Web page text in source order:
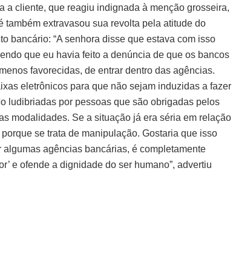
a cliente, que reagiu indignada à menção grosseira,
extravasou sua revolta pela atitude do
bancário: “A senhora disse que estava com isso
que eu havia feito a denúncia de que os bancos
favorecidas, de entrar dentro das agências.
eletrônicos para que não sejam induzidas a fazer
ludibriadas por pessoas que são obrigadas pelos
modalidades. Se a situação já era séria em relação
se trata de manipulação. Gostaria que isso
agências bancárias, é completamente
e ofende a dignidade do ser humano”, advertiu